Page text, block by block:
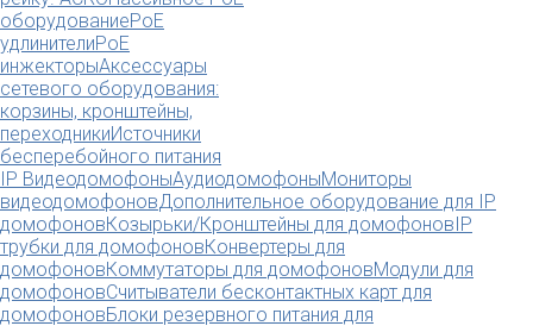
оборудованиеPoE
удлинителиPoE
инжекторыАксессуары
сетевого оборудования:
корзины, кронштейны,
переходникиИсточники
бесперебойного питания
IP ВидеодомофоныАудиодомофоныМониторы
видеодомофоновДополнительное оборудование для IP
домофоновКозырьки/Кронштейны для домофоновIP
трубки для домофоновКонвертеры для
домофоновКоммутаторы для домофоновМодули для
домофоновСчитыватели бесконтактных карт для
домофоновБлоки резервного питания для